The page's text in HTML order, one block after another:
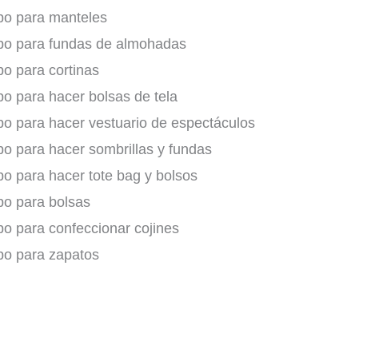
para manteles
para fundas de almohadas
para cortinas
para hacer bolsas de tela
para hacer vestuario de espectáculos
para hacer sombrillas y fundas
para hacer tote bag y bolsos
para bolsas
para confeccionar cojines
para zapatos